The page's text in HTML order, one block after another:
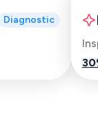
Diagnostic
30